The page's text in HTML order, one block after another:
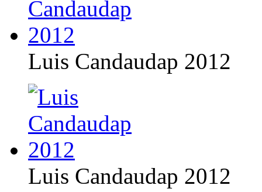
Luis Candaudap 2012
Luis Candaudap 2012